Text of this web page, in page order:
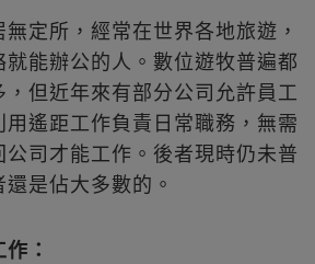
定所，經常在世界各地旅遊，
能辦公的人。數位遊牧普遍都
但近年來有部分公司允許員工
遙距工作負責日常職務，無需
司才能工作。後者現時仍未普
是佔大多數的。
：